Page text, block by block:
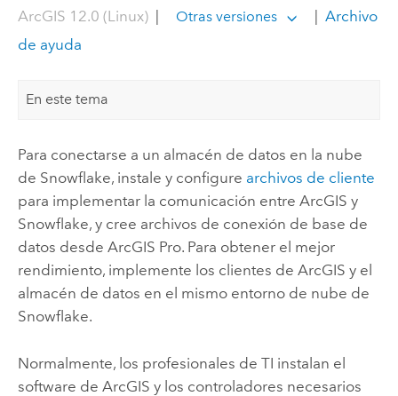
ArcGIS 12.0 (Linux)| Otras versiones | Archivo
de ayuda
En este tema
Para conectarse a un almacén de datos en la nube
de Snowflake, instale y configure archivos de cliente
para implementar la comunicación entre ArcGIS y
Snowflake, y cree archivos de conexión de base de
datos desde ArcGIS Pro. Para obtener el mejor
rendimiento, implemente los clientes de ArcGIS y el
almacén de datos en el mismo entorno de nube de
Snowflake.
Normalmente, los profesionales de TI instalan el
software de ArcGIS y los controladores necesarios